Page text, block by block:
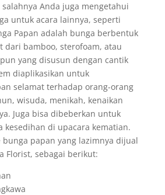
Anda juga mengetahui
untuk acara lainnya, seperti
Papan adalah bunga berbentuk
dari bamboo, sterofoam, atau
yang disusun dengan cantik
diaplikasikan untuk
selamat terhadap orang-orang
wisuda, menikah, kenaikan
Juga bisa dibeberkan untuk
kesedihan di upacara kematian.
bunga papan yang lazimnya dijual
Florist, sebagai berikut: